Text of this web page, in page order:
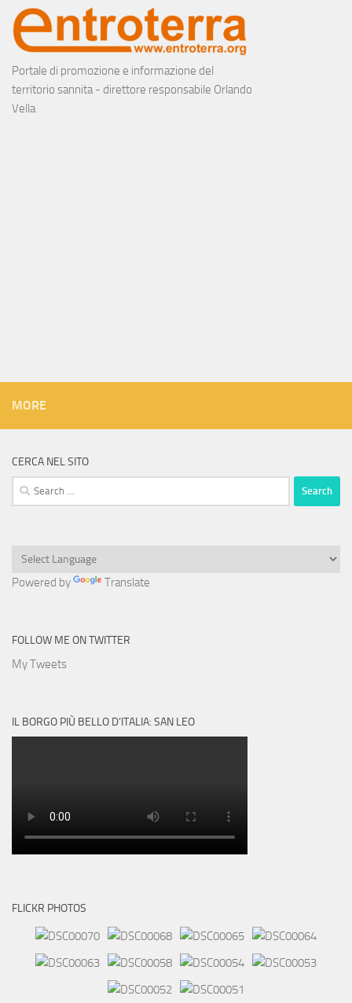
Portale di promozione e informazione del
territorio sannita - direttore responsabile Orlando
Vella
MORE
CERCA NEL SITO
Search
for:
Powered by Translate
FOLLOW ME ON TWITTER
My Tweets
IL BORGO PIÙ BELLO D’ITALIA: SAN LEO
FLICKR PHOTOS